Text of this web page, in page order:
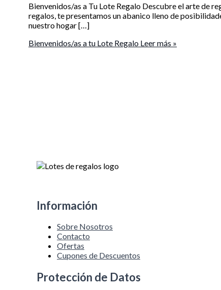
Bienvenidos/as a Tu Lote Regalo Descubre el arte de
regalos, te presentamos un abanico lleno de
nuestro hogar […]
Bienvenidos/as a tu Lote Regalo Leer más »
Información
Sobre Nosotros
Contacto
Ofertas
Cupones de Descuentos
Protección de Datos